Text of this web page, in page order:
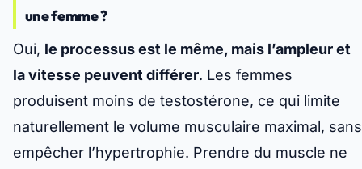
une femme ?
Oui, le processus est le même, mais l’ampleur et
la vitesse peuvent différer. Les femmes
produisent moins de testostérone, ce qui limite
naturellement le volume musculaire maximal, sans
empêcher l’hypertrophie. Prendre du muscle ne